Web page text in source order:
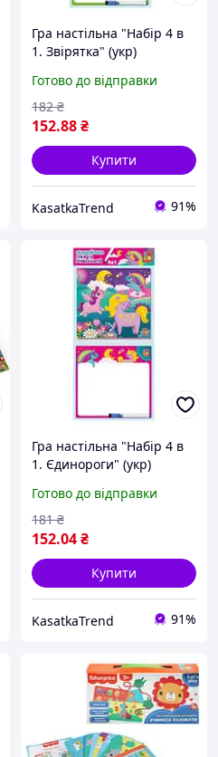
Гра настільна "Набір 4 в
1. Звірятка" (укр)
Готово до відправки
152.88₴
182 ₴
Купити
KasatkaTrend 91%
Гра настільна "Набір 4 в
1. Єдинороги" (укр)
Готово до відправки
152.04₴
181 ₴
Купити
KasatkaTrend 91%